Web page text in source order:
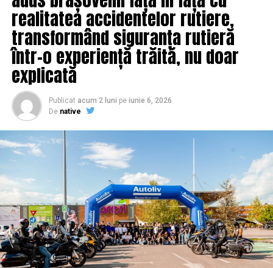
realitatea accidentelor rutiere,
transformând siguranța rutieră
într-o experiență trăită, nu doar
explicată
Publicat acum 2 luni pe iunie 6, 2026
De native